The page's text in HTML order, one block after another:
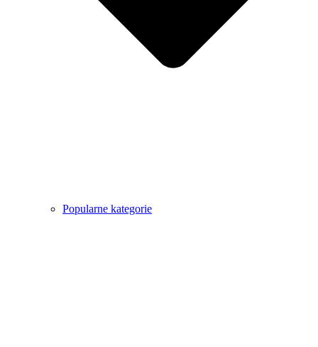
Popularne kategorie